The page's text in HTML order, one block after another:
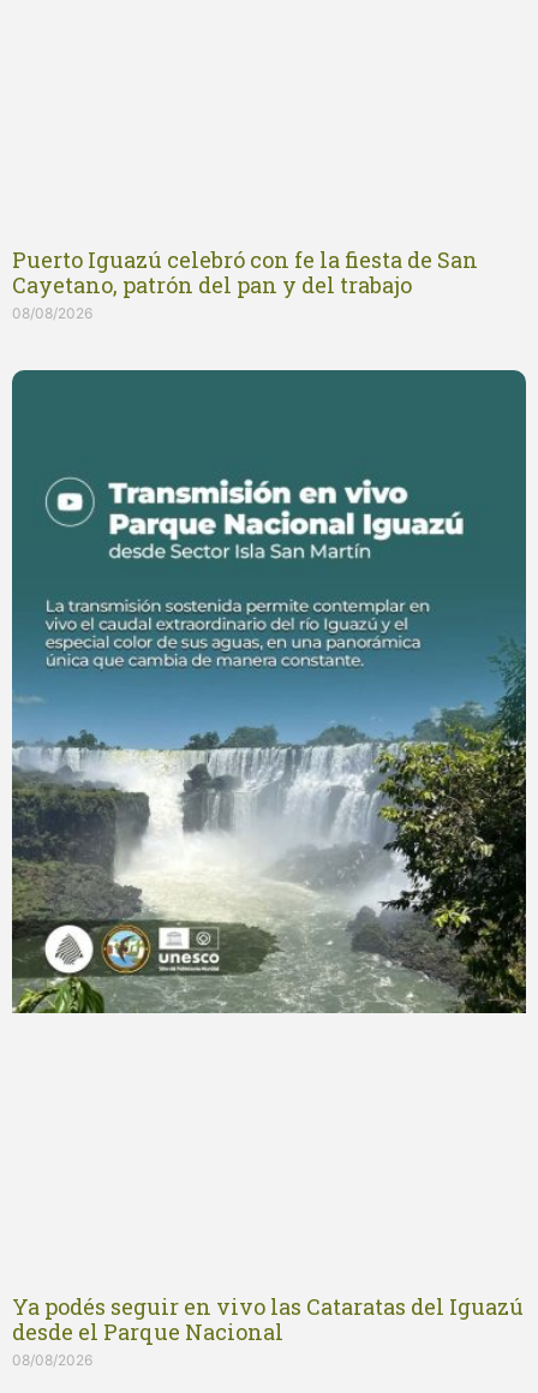
Puerto Iguazú celebró con fe la fiesta de San
Cayetano, patrón del pan y del trabajo
08/08/2026
Ya podés seguir en vivo las Cataratas del Iguazú
desde el Parque Nacional
08/08/2026